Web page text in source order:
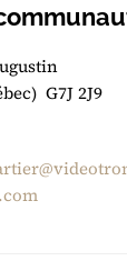
G7J 2J9